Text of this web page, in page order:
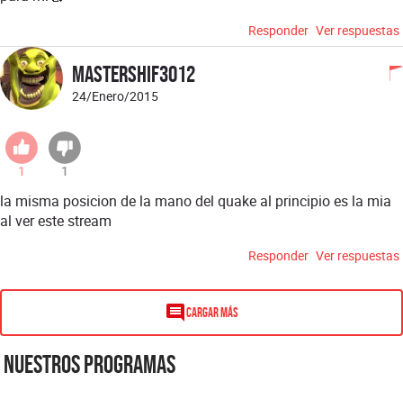
Responder Ver respuestas
Mastershif3012
24/Enero/2015
1 1
la misma posicion de la mano del quake al principio es la mia
al ver este stream
Responder Ver respuestas
Cargar más
Nuestros programas